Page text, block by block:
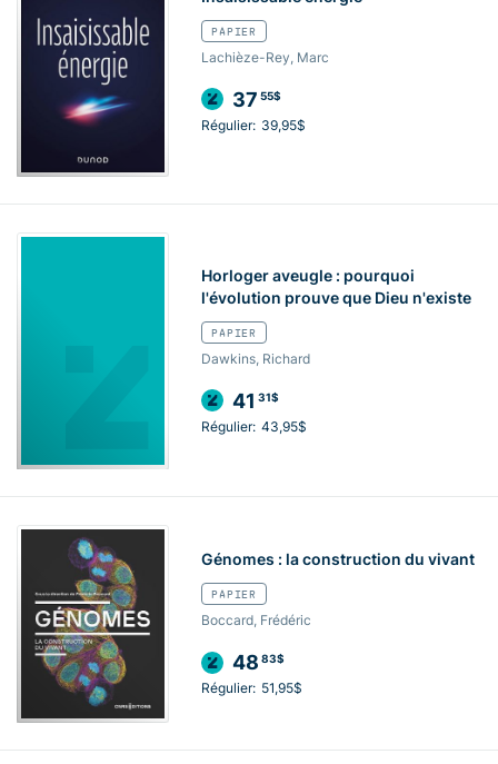
PAPIER
Lachièze-Rey, Marc
37 55$
Régulier: 39,95$
Horloger aveugle : pourquoi
l'évolution prouve que Dieu n'existe
PAPIER
Dawkins, Richard
41 31$
Régulier: 43,95$
Génomes : la construction du vivant
PAPIER
Boccard, Frédéric
48 83$
Régulier: 51,95$